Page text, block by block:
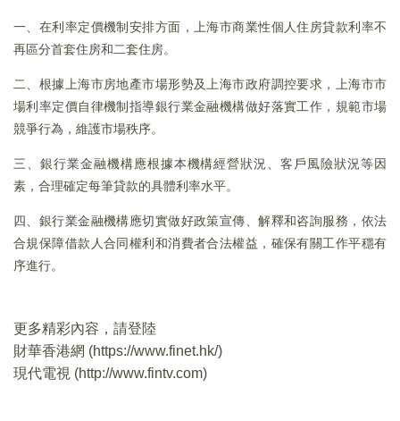
一、在利率定價機制安排方面，上海市商業性個人住房貸款利率不
再區分首套住房和二套住房。
二、根據上海市房地產市場形勢及上海市政府調控要求，上海市市
場利率定價自律機制指導銀行業金融機構做好落實工作，規範市場
競爭行為，維護市場秩序。
三、銀行業金融機構應根據本機構經營狀況、客戶風險狀況等因
素，合理確定每筆貸款的具體利率水平。
四、銀行業金融機構應切實做好政策宣傳、解釋和咨詢服務，依法
合規保障借款人合同權利和消費者合法權益，確保有關工作平穩有
序進行。
更多精彩內容，請登陸
財華香港網 (https://www.finet.hk/)
現代電視 (http://www.fintv.com)